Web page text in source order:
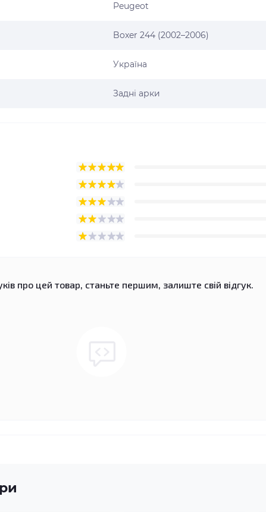
Peugeot
Boxer 244 (2002–2006)
Україна
Задні арки
про цей товар, станьте першим, залиште свій відгук.